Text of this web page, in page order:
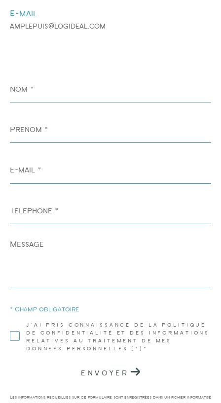
E-mail
amplepuis@logideal.com
*
*
mail
Message
J'AI PRIS CONNAISSANCE DE LA POLITIQUE
DE CONFIDENTIALITÉ ET DES INFORMATIONS
RELATIVES AU TRAITEMENT DE MES
DONNÉES PERSONNELLES (*)*
* Champ obligatoire
ENVOYER
Les informations recueillies sur ce formulaire sont enregistrées dans un fichier informatisé